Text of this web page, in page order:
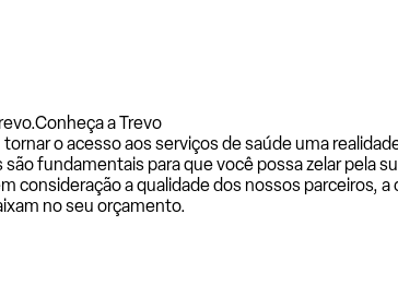
Conheça a Trevo
o acesso aos serviços de saúde uma
fundamentais para que você possa zelar pela
consideração a qualidade dos nossos
no seu orçamento.